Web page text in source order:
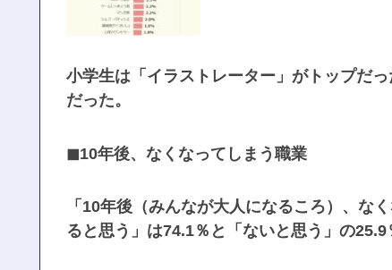
小学生は「イラストレーター」がトップだ
だった。
◼10年後、なくなってしまう職業
「10年後（みんなが大人になるころ）、な
ると思う」は74.1％と「ないと思う」の25.9